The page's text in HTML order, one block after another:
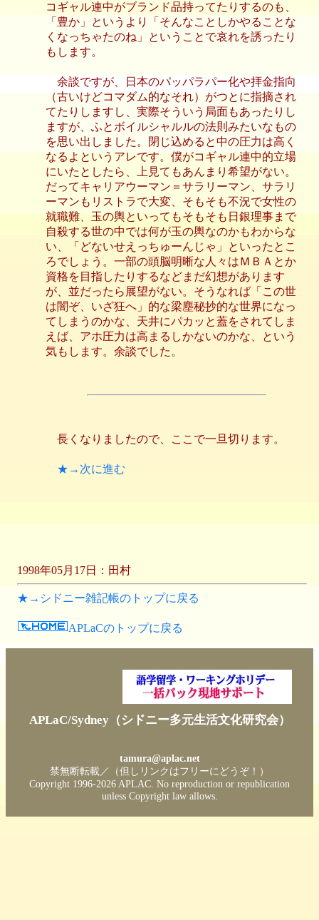
コギャル連中がブランド品持ってたりするのも、
「豊か」というより「そんなことしかやることな
くなっちゃたのね」ということで哀れを誘ったり
もします。
余談ですが、日本のパッパラパー化や拝金指向
（古いけどコマダム的なそれ）がつとに指摘され
てたりしますし、実際そういう局面もあったりし
ますが、ふとボイルシャルルの法則みたいなもの
を思い出しました。閉じ込めると中の圧力は高く
なるよというアレです。僕がコギャル連中的立場
にいたとしたら、上見てもあんまり希望がない。
だってキャリアウーマン＝サラリーマン、サラリ
ーマンもリストラで大変、そもそも不況で女性の
就職難、玉の輿といってもそもそも日銀理事まで
自殺する世の中では何が玉の輿なのかもわからな
い、「どないせえっちゅーんじゃ」といったとこ
ろでしょう。一部の頭脳明晰な人々はＭＢＡとか
資格を目指したりするなどまだ幻想があります
が、並だったら展望がない。そうなれば「この世
は闇ぞ、いざ狂へ」的な梁塵秘抄的な世界になっ
てしまうのかな、天井にパカッと蓋をされてしま
えば、アホ圧力は高まるしかないのかな、という
気もします。余談でした。
長くなりましたので、ここで一旦切ります。
★→次に進む
1998年05月17日：田村
★→シドニー雑記帳のトップに戻る
APLaCのトップに戻る
APLaC/Sydney（シドニー多元生活文化研究会）
tamura@aplac.net
禁無断転載／（但しリンクはフリーにどうぞ！）
Copyright 1996-2026 APLAC. No reproduction or republication
unless Copyright law allows.